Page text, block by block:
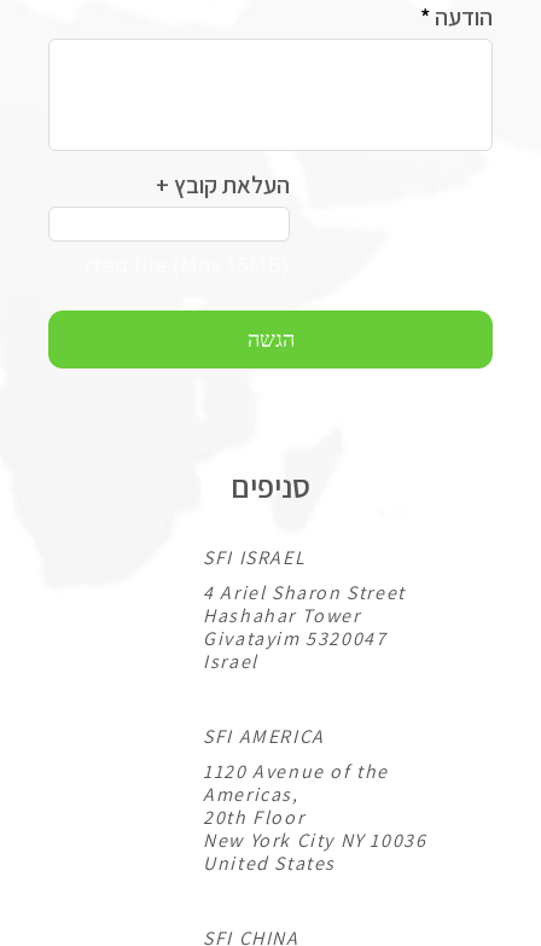
סניפים
SFI CHINA
SFI AMERICA
1120 Avenue of the
Americas,
20th Floor
New York City NY 10036
United States
SFI ISRAEL
4 Ariel Sharon Street
Hashahar Tower
Givatayim 5320047
Israel
הגשה
העלאת קובץ +
הודעה